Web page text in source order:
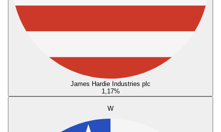
James Hardie Industries plc
1,17%
W